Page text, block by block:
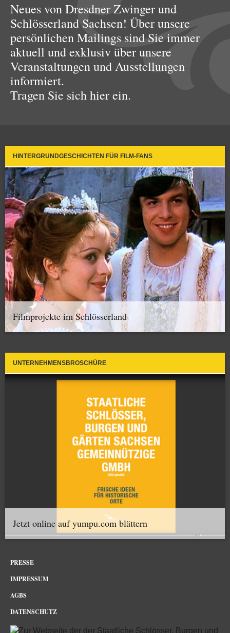
Neues von Dresdner Zwinger und
Schlösserland Sachsen! Über unsere
persönlichen Mailings sind Sie immer
aktuell und exklusiv über unsere
Veranstaltungen und Ausstellungen
informiert.
Tragen Sie sich hier ein.
HINTERGRUNDGESCHICHTEN FÜR FILM-FANS
Filmprojekte im Schlösserland
UNTERNEHMENSBROSCHÜRE
Jetzt online auf yumpu.com blättern
PRESSE
IMPRESSUM
AGBS
DATENSCHUTZ